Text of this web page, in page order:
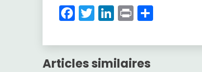
Facebook
Twitter
LinkedIn
Print
Articles similaires